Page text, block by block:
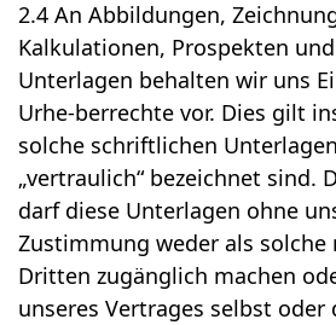
2.4 An Abbildungen,
Kalkulationen, Prospekten
Unterlagen behalten wir uns
Urhe-berrechte vor. Dies gilt
solche schriftlichen
„vertraulich“ bezeichnet sind.
darf diese Unterlagen ohne
Zustimmung weder als
Dritten zugänglich machen
unseres Vertrages selbst